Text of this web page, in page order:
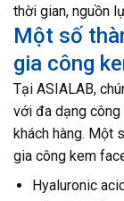
thời gian, nguồn
Một số
gia công
Tại ASIALAB,
với đa dạng
khách hàng. Một
gia công kem
Hyaluronic